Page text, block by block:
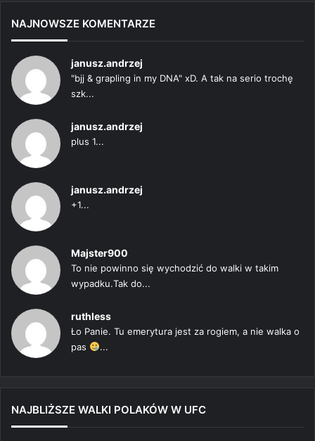
NAJNOWSZE KOMENTARZE
janusz.andrzej
"bjj & grapling in my DNA" xD. A tak na serio trochę
szk...
janusz.andrzej
plus 1...
janusz.andrzej
+1...
Majster900
To nie powinno się wychodzić do walki w takim
wypadku.Tak do...
ruthless
Ło Panie. Tu emerytura jest za rogiem, a nie walka o
pas
...
NAJBLIŻSZE WALKI POLAKÓW W UFC